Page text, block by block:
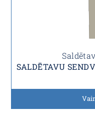
SALDĒTAVU